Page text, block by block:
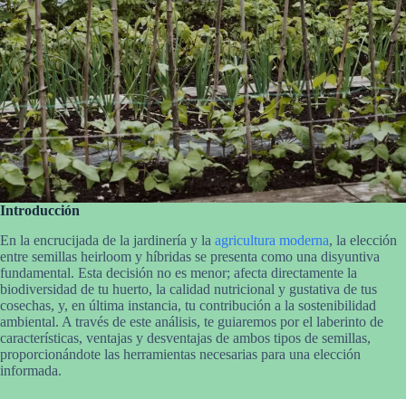
Introducción
En la encrucijada de la jardinería y la agricultura moderna, la elección
entre semillas heirloom y híbridas se presenta como una disyuntiva
fundamental. Esta decisión no es menor; afecta directamente la
biodiversidad de tu huerto, la calidad nutricional y gustativa de tus
cosechas, y, en última instancia, tu contribución a la sostenibilidad
ambiental. A través de este análisis, te guiaremos por el laberinto de
características, ventajas y desventajas de ambos tipos de semillas,
proporcionándote las herramientas necesarias para una elección
informada.